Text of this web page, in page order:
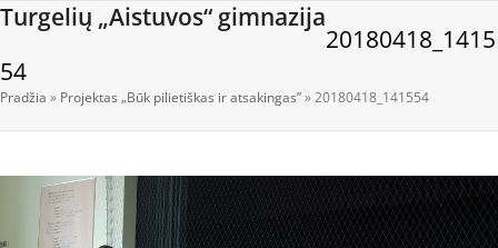
Skip
content
Turgelių „Aistuvos“ gimnazija
Open
menu
Close
menu
20180418_1415
54
Pradžia » Projektas „Būk pilietiškas ir atsakingas”»20180418_141554